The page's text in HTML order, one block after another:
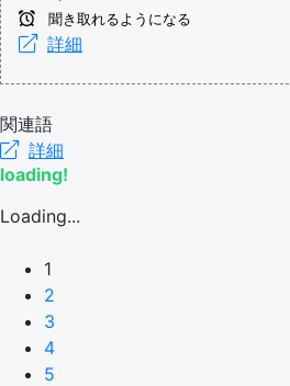
聞き取れるようになる
詳細
関連語
詳細
loading!
Loading...
1
2
3
4
5